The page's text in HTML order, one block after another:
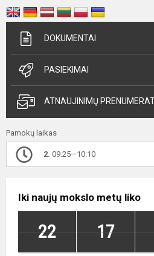
DOKUMENTAI
PASIEKIMAI
ATNAUJINIMŲ
Pamokų laikas
2. 09.25—10.10
Iki naujų mokslo metų liko
22 17